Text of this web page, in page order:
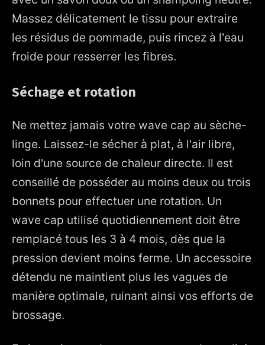
Massez délicatement le tissu pour extraire
les résidus de pommade, puis rincez à l'eau
froide pour resserrer les fibres.
Séchage et rotation
Ne mettez jamais votre wave cap au sèche-
linge. Laissez-le sécher à plat, à l'air libre,
loin d'une source de chaleur directe. Il est
conseillé de posséder au moins deux ou trois
bonnets pour effectuer une rotation. Un
wave cap utilisé quotidiennement doit être
remplacé tous les 3 à 4 mois, dès que la
pression devient moins ferme. Un accessoire
détendu ne maintient plus les vagues de
manière optimale, ruinant ainsi vos efforts de
brossage.